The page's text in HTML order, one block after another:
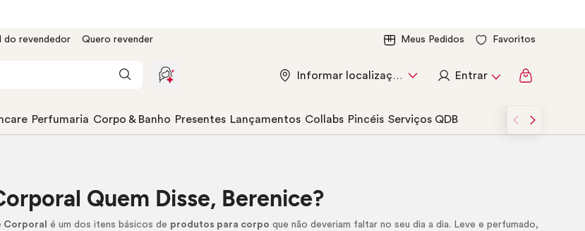
do revendedor Quero revender Meus Pedidos Favoritos
Informar localização Entrar
Perfumaria Corpo & Banho Presentes Lançamentos Collabs Pincéis Serviços QDB
Quem Disse, Berenice?
Corporal é um dos itens básicos de produtos para corpo que não deveriam faltar no seu dia a dia. Leve e perfumado,